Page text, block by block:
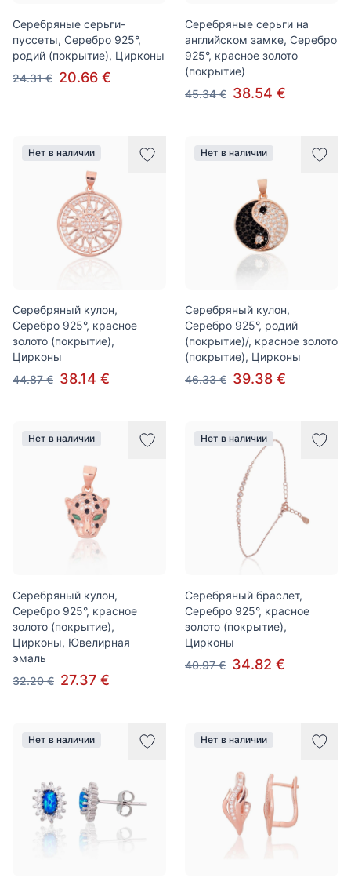
Серебряные серьги-
пуссеты, Серебро 925°,
родий (покрытие), Цирконы
24.31 € 20.66 €
Серебряные серьги на
английском замке, Серебро
925°, красное золото
(покрытие)
45.34 € 38.54 €
Нет в наличии
Серебряный кулон,
Серебро 925°, красное
золото (покрытие),
Цирконы
44.87 € 38.14 €
Нет в наличии
Серебряный кулон,
Серебро 925°, родий
(покрытие)/, красное золото
(покрытие), Цирконы
46.33 € 39.38 €
Нет в наличии
Серебряный кулон,
Серебро 925°, красное
золото (покрытие),
Цирконы, Ювелирная
эмаль
32.20 € 27.37 €
Нет в наличии
Серебряный браслет,
Серебро 925°, красное
золото (покрытие),
Цирконы
40.97 € 34.82 €
Нет в наличии Нет в наличии